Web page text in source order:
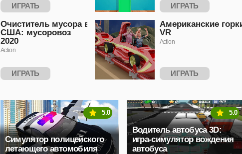
ИГРАТЬ ИГРАТЬ
Очиститель мусора в
США: мусоровоз
2020
Action
ИГРАТЬ
Американские
VR
Action
ИГРАТЬ
Симулятор полицейского
летающего автомобиля
5.0
Водитель автобуса 3D:
игра-симулятор вождения
автобуса
5.0